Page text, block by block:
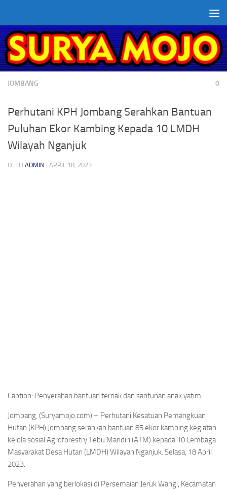
JOMBANG 0
Perhutani KPH Jombang Serahkan Bantuan
Puluhan Ekor Kambing Kepada 10 LMDH
Wilayah Nganjuk
OLEH ADMIN · APRIL 18, 2023
Caption: Penyerahan bantuan ternak dan santunan anak yatim
Jombang, (Suryamojo.com) – Perhutani Kesatuan Pemangkuan
Hutan (KPH) Jombang serahkan bantuan 85 ekor kambing kegiatan
kelola sosial Agroforestry Tebu Mandiri (ATM) kepada 10 Lembaga
Masyarakat Desa Hutan (LMDH) Wilayah Nganjuk. Selasa, 18 April
2023.
Penyerahan yang berlokasi di Persemaian Jeruk Wangi, Kecamatan